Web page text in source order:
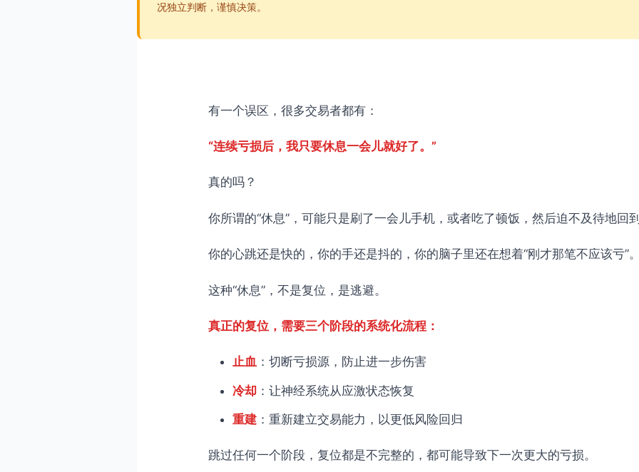
3.2 重建的步骤详解
3.3 重建阶段的时间安排
中度复位（连续3-4次止损）
重度复位（连续5次及以上止损）
错误一：止血不彻底
错误二：冷却时间不足
错误五：跳过某个阶段
立即行动：建立你的三阶段复位系统
况独立判断，谨慎决策。
有一个误区，很多交易者都有：
“连续亏损后，我只要休息一会儿就好了。”
真的吗？
你所谓的“休息”，可能只是刷了一会儿手机，或者吃了顿饭，然后迫不及待地回
你的心跳还是快的，你的手还是抖的，你的脑子里还在想着“刚才那笔不应该亏”
这种“休息”，不是复位，是逃避。
真正的复位，需要三个阶段的系统化流程：
止血 ：切断亏损源，防止进一步伤害
冷却 ：让神经系统从应激状态恢复
重建 ：重新建立交易能力，以更低风险回归
跳过任何一个阶段，复位都是不完整的，都可能导致下一次更大的亏损。